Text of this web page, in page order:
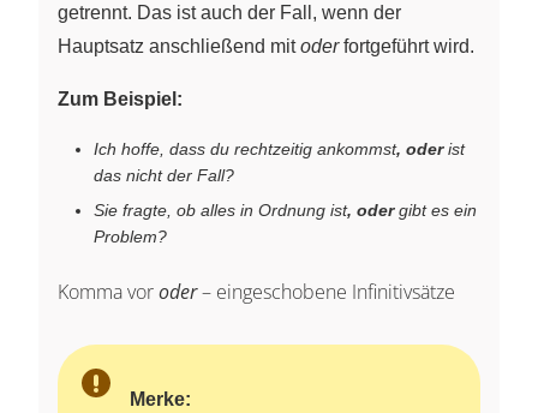
getrennt. Das ist auch der Fall, wenn der
Hauptsatz anschließend mitoderfortgeführt wird.
Zum Beispiel:
Ich hoffe, dass du rechtzeitig ankommst, oderist
das nicht der Fall?
Sie fragte, ob alles in Ordnung ist, odergibt es ein
Problem?
Komma voroder– eingeschobene Infinitivsätze
Merke: